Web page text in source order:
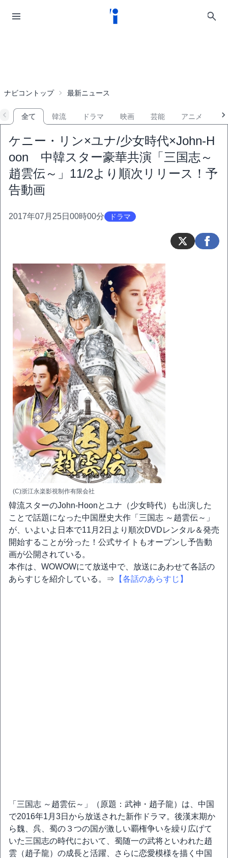
ナビコントップ 最新ニュース
全て 韓流 ドラマ 映画 芸能 アニメ
ケニー・リン×ユナ/少女時代×John-H
oon 中韓スター豪華共演「三国志～
趙雲伝～」11/2より順次リリース！予
告動画
2017年07月25日00時00分 ドラマ
(C)浙江永楽影視制作有限会社
韓流スターのJohn-Hoonとユナ（少女時代）も出演した
ことで話題になった中国歴史大作「三国志 ～趙雲伝～」
が、いよいよ日本で11月2日より順次DVDレンタル＆発売
開始することが分った！公式サイトもオープンし予告動
画が公開されている。
本作は、WOWOWにて放送中で、放送にあわせて各話の
あらすじを紹介している。⇒ 【各話のあらすじ】
「三国志 ～趙雲伝～」（原題：武神・趙子龍）は、中国
で2016年1月3日から放送された新作ドラマ。後漢末期か
ら魏、呉、蜀の３つの国が激しい覇権争いを繰り広げて
いた三国志の時代において、蜀随一の武将といわれた趙
雲（趙子龍）の成長と活躍、さらに恋愛模様を描く中国